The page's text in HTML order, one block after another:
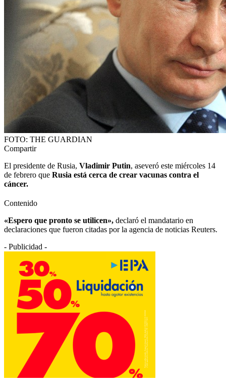
FOTO: THE GUARDIAN
Compartir
El presidente de Rusia, Vladimir Putin, aseveró este miércoles 14
de febrero que Rusia está cerca de crear vacunas contra el
cáncer.
Contenido
«Espero que pronto se utilicen», declaró el mandatario en
declaraciones que fueron citadas por la agencia de noticias Reuters.
- Publicidad -